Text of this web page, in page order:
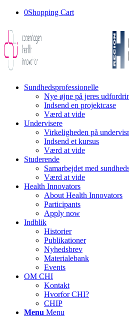
0Shopping Cart
Sundhedsprofessionelle
Nye øjne på jeres
Indsend en projektcase
Værd at vide
Undervisere
Virkeligheden på
Indsend et kursus
Værd at vide
Studerende
Samarbejdet med
Værd at vide
Health Innovators
About Health Innovators
Participants
Apply now
Indblik
Historier
Publikationer
Nyhedsbrev
Materialebank
Events
OM CHI
Kontakt
Hvorfor CHI?
CHIP
Menu Menu